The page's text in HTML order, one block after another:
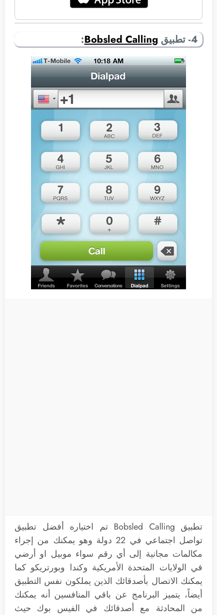
4- تطبيق Bobsled Calling
:
تطبيق Bobsled Calling تم اختياره أفضل تطبيق
تواصل اجتماعي في 22 دولة وهو يمكنك من إجراء
مكالمات مجانية إلى أي رقم سواء موبيل او أرضي
في الولايات المتحدة الأمريكية وكندا وبورتريكو كما
يمكنك الاتصال بأصدقائك الذين يملكون نفس التطبيق
أيضاً، يتميز البرنامج عن باقي المنافسين أنه يمكنك
من المحادثة مع أصدقائك في الفيس بوك حيث